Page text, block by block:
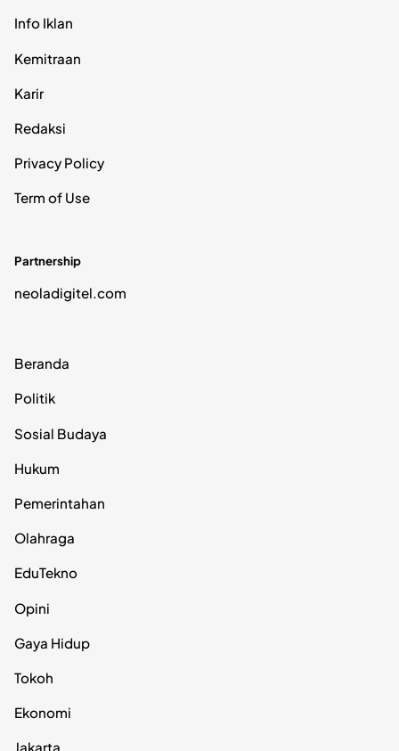
Info Iklan
Kemitraan
Karir
Redaksi
Privacy Policy
Term of Use
Partnership
neoladigitel.com
Beranda
Politik
Sosial Budaya
Hukum
Pemerintahan
Olahraga
EduTekno
Opini
Gaya Hidup
Tokoh
Ekonomi
Jakarta